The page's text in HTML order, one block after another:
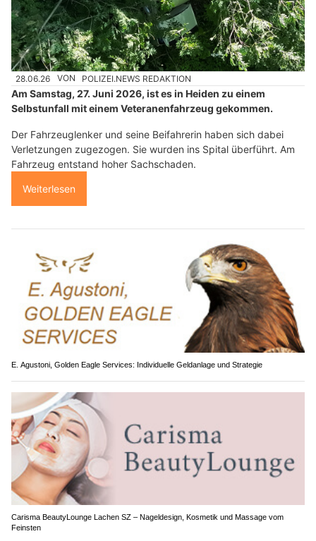
28.06.26 VON POLIZEI.NEWS REDAKTION
Am Samstag, 27. Juni 2026, ist es in Heiden zu einem
Selbstunfall mit einem Veteranenfahrzeug gekommen.
Der Fahrzeuglenker und seine Beifahrerin haben sich dabei
Verletzungen zugezogen. Sie wurden ins Spital überführt. Am
Fahrzeug entstand hoher Sachschaden.
Weiterlesen
E. Agustoni, Golden Eagle Services: Individuelle Geldanlage und Strategie
Carisma BeautyLounge Lachen SZ – Nageldesign, Kosmetik und Massage vom
Feinsten